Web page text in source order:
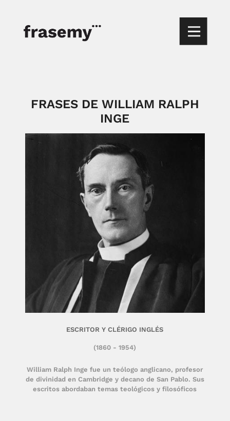
FRASES DE WILLIAM RALPH
INGE
William Ralph Inge fue un teólogo anglicano, profesor
de divinidad en Cambridge y decano de San Pablo. Sus
escritos abordaban temas teológicos y filosóficos
(1860 - 1954)
ESCRITOR Y CLÉRIGO INGLÉS